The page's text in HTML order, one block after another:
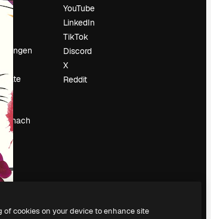
nach
YouTube
LinkedIn
TikTok
Discord
X
Reddit
of cookies on your device to enhance site